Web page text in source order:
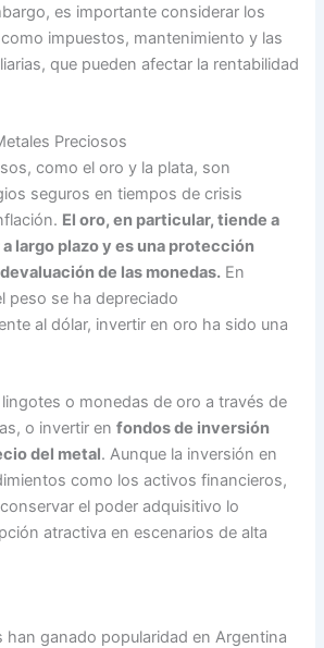
es importante considerar los
impuestos, mantenimiento y las
que pueden afectar la rentabilidad
Preciosos
como el oro y la plata, son
seguros en tiempos de crisis
El oro, en particular, tiende a
largo plazo y es una protección
de las monedas. En
peso se ha depreciado
al dólar, invertir en oro ha sido una
o monedas de oro a través de
o invertir enfondos de inversión
del metal. Aunque la inversión en
como los activos financieros,
el poder adquisitivo lo
atractiva en escenarios de alta
han ganado popularidad en Argentina